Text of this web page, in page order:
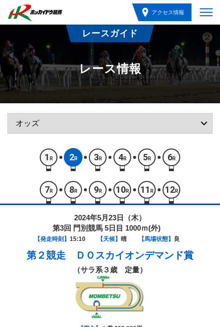
アクセス情報
レースガイド
レース情報
1 R 2R 3R 4R 5R 6R
7 R 8R 9R 10R 11 R 12R
2024年5月23日（木）
第3回 門別競馬 5日目 1000ｍ(外)
【発走時刻】 15:10 【天候】 晴 【馬場状態】 良
第２競走 ＤＯスカイオンデマンド賞
（サラ系３歳 定量）